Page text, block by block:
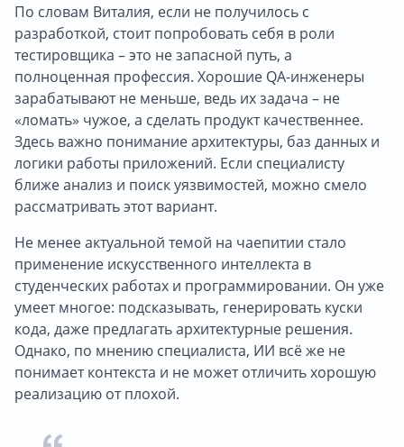
По словам Виталия, если не получилось с
разработкой, стоит попробовать себя в роли
тестировщика – это не запасной путь, а
полноценная профессия. Хорошие QA-инженеры
зарабатывают не меньше, ведь их задача – не
«ломать» чужое, а сделать продукт качественнее.
Здесь важно понимание архитектуры, баз данных и
логики работы приложений. Если специалисту
ближе анализ и поиск уязвимостей, можно смело
рассматривать этот вариант.
Не менее актуальной темой на чаепитии стало
применение искусственного интеллекта в
студенческих работах и программировании. Он уже
умеет многое: подсказывать, генерировать куски
кода, даже предлагать архитектурные решения.
Однако, по мнению специалиста, ИИ всё же не
понимает контекста и не может отличить хорошую
реализацию от плохой.